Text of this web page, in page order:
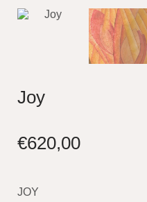
Joy
€620,00
JOY